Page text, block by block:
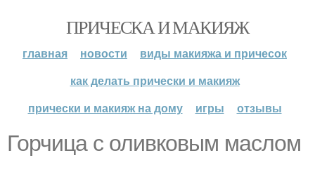
ПРИЧЕСКА И МАКИЯЖ
главная новости
виды макияжа и причесок
как делать прически и макияж
прически и макияж на дому
игры отзывы
Горчица с оливковым маслом